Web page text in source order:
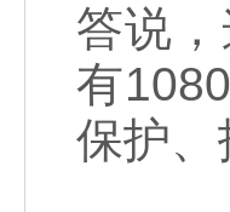
答说
有
保护